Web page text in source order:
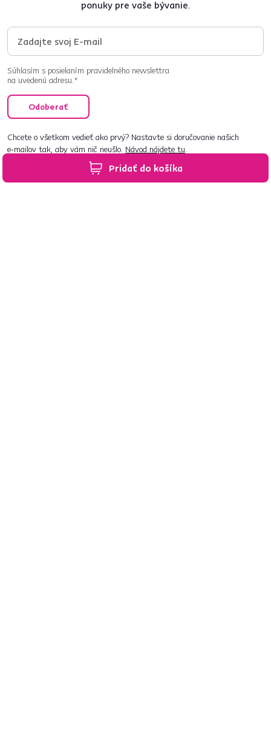
Pridať do košíka
ponuky pre vaše bývanie.
Súhlasím s posielaním pravidelného newslettra
na uvedenú adresu.*
Odoberať
Chcete o všetkom vedieť ako prvý? Nastavte si doručovanie našich
e‑mailov tak, aby vám nič neušlo. Návod nájdete tu.